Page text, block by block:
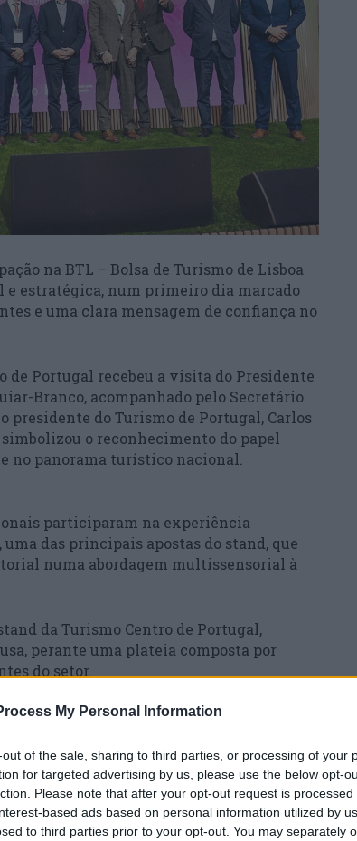
My Personal Information
of the sale, sharing to third parties, or processing of your
for targeted advertising by us, please use the below opt-
Please note that after your opt-out request is processed
based ads based on personal information utilized by
to third parties prior to your opt-out. You may separately
na BTL – Bolsa de Turismo de Lisboa
estratégica, num primeiro dia marcado
e uma clara mensagem de confiança no
de Portugal recebeu a visita do Presidente
Branco, acompanhado pelo Secretário
presidente do Turismo de Portugal, Carlos
o reconhecimento do papel
no panorama turístico nacional.
participaram na experiência
das principais apostas do stand, que
numa abordagem multissensorial à
da Turismo Centro de Portugal,
perante uma plateia composta por
do setor.
Rui Ventura, destacou o percurso de
foi o melhor ano turístico de sempre, com
de euros de proveitos nos alojamentos
confirmam o turismo como instrumento